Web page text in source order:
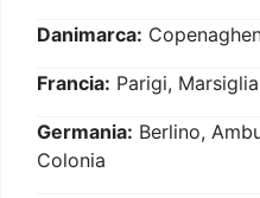
Danimarca:
Francia: Parigi,
Germania: Berlino,
Colonia